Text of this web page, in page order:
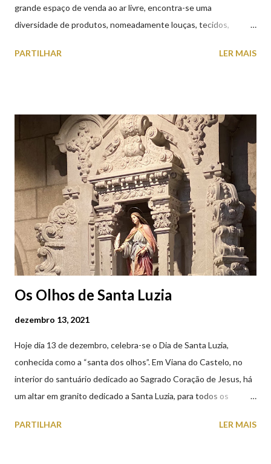
grande espaço de venda ao ar livre, encontra-se uma
diversidade de produtos, nomeadamente louças, tecidos,
cobres entre muitos outros. Horário de funcionamento | Verão
(2019.10.25) Feira Semanal em Viana do Castelo (2019.10.25)
Feira Semanal em Viana do Castelo (2019.10.25) Feira Semanal
em Viana do Castelo (2019.10.25) Feira Semanal em Viana do
Castelo (2019.10.25) Feira Semanal em Viana do Castelo
(2019.10.25)
PARTILHAR LER MAIS
Os Olhos de Santa Luzia
dezembro 13, 2021
Hoje dia 13 de dezembro, celebra-se o Dia de Santa Luzia,
conhecida como a “santa dos olhos”. Em Viana do Castelo, no
interior do santuário dedicado ao Sagrado Coração de Jesus, há
um altar em granito dedicado a Santa Luzia, para todos os
uma capela dedicada a Santa Luzia construída no cimo do monte
PARTILHAR LER MAIS